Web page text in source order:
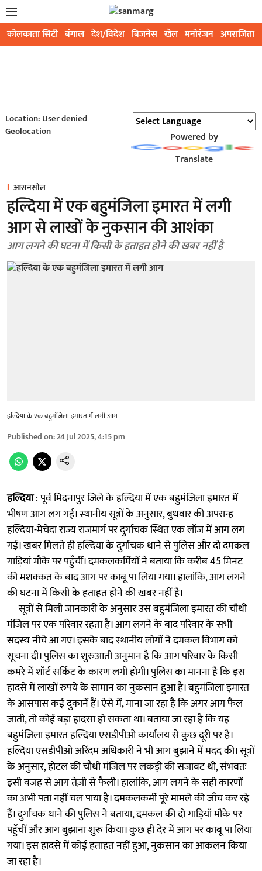
कोलकाता सिटी बंगाल देश/विदेश बिजनेस खेल मनोरंजन अपराजिता
Location: User denied
Geolocation
Powered by
Translate
आसनसोल
हल्दिया में एक बहुमंजिला इमारत में लगी
आग से लाखों के नुकसान की आशंका
आग लगने की घटना में किसी के हताहत होने की खबर नहीं है
हल्दिया के एक बहुमंजिला इमारत में लगी आग
Published on:24 Jul 2025, 4:15 pm
हल्दिया: पूर्व मिदनापुर जिले के हल्दिया में एक बहुमंजिला इमारत में
भीषण आग लग गई। स्थानीय सूत्रों के अनुसार, बुधवार की अपरान्ह
हल्दिया-मेचेदा राज्य राजमार्ग पर दुर्गाचक स्थित एक लॉज में आग लग
गई। खबर मिलते ही हल्दिया के दुर्गाचक थाने से पुलिस और दो दमकल
गाड़ियां मौके पर पहुँचीं। दमकलकर्मियों ने बताया कि करीब 45 मिनट
की मशक्कत के बाद आग पर काबू पा लिया गया। हालांकि, आग लगने
की घटना में किसी के हताहत होने की खबर नहीं है।
सूत्रों से मिली जानकारी के अनुसार उस बहुमंजिला इमारत की चौथी
मंजिल पर एक परिवार रहता है। आग लगने के बाद परिवार के सभी
सदस्य नीचे आ गए। इसके बाद स्थानीय लोगों ने दमकल विभाग को
सूचना दी। पुलिस का शुरुआती अनुमान है कि आग परिवार के किसी
कमरे में शॉर्ट सर्किट के कारण लगी होगी। पुलिस का मानना है कि इस
हादसे में लाखों रुपये के सामान का नुकसान हुआ है। बहुमंजिला इमारत
के आसपास कई दुकानें हैं। ऐसे में, माना जा रहा है कि अगर आग फैल
जाती, तो कोई बड़ा हादसा हो सकता था। बताया जा रहा है कि यह
बहुमंजिला इमारत हल्दिया एसडीपीओ कार्यालय से कुछ दूरी पर है।
हल्दिया एसडीपीओ अरिंदम अधिकारी ने भी आग बुझाने में मदद की। सूत्रों
के अनुसार, होटल की चौथी मंजिल पर लकड़ी की सजावट थी, संभवतः
इसी वजह से आग तेज़ी से फैली। हालांकि, आग लगने के सही कारणों
का अभी पता नहीं चल पाया है। दमकलकर्मी पूरे मामले की जाँच कर रहे
हैं। दुर्गाचक थाने की पुलिस ने बताया, दमकल की दो गाड़ियाँ मौके पर
पहुँचीं और आग बुझाना शुरू किया। कुछ ही देर में आग पर काबू पा लिया
गया। इस हादसे में कोई हताहत नहीं हुआ, नुकसान का आकलन किया
जा रहा है।